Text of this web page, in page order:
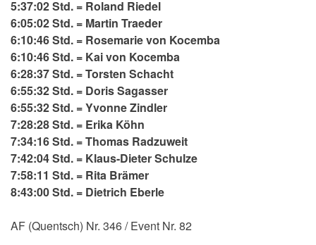
5:37:02 Std. = Roland Riedel
6:05:02 Std. = Martin Traeder
6:10:46 Std. = Rosemarie von Kocemba
6:10:46 Std. = Kai von Kocemba
6:28:37 Std. = Torsten Schacht
6:55:32 Std. = Doris Sagasser
6:55:32 Std. = Yvonne Zindler
7:28:28 Std. = Erika Köhn
7:34:16 Std. = Thomas Radzuweit
7:42:04 Std. = Klaus-Dieter Schulze
7:58:11 Std. = Rita Brämer
8:43:00 Std. = Dietrich Eberle
AF (Quentsch) Nr. 346 / Event Nr. 82